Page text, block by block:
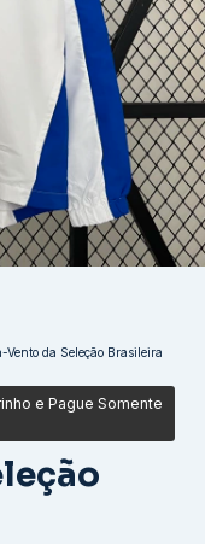
Vento da Seleção Brasileira